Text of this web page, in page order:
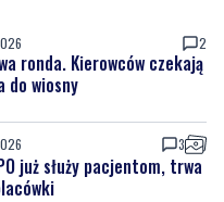
2
ronda. Kierowców czekają
do wiosny
3
już służy pacjentom, trwa